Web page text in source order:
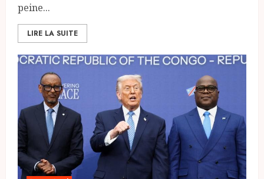
peine...
LIRE LA SUITE